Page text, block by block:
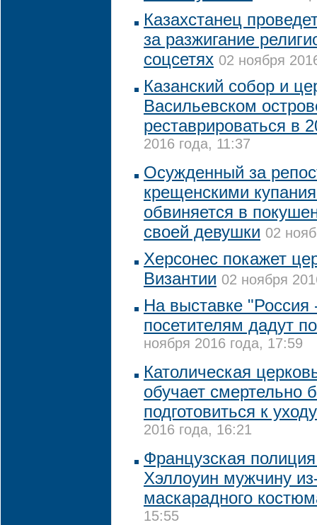
Казахстанец
за разжигание
соцсетях 02 ноября
Казанский собор и
Васильевском
реставрироваться в
2016 года, 11:37
Осужденный за
крещенскими
обвиняется в
своей девушки 02
Херсонес покажет
Византии 02 ноября
На выставке "Россия
посетителям дадут
ноября 2016 года, 17:59
Католическая
обучает смертельно
подготовиться к
2016 года, 16:21
Французская
Хэллоуин мужчину
маскарадного
15:55